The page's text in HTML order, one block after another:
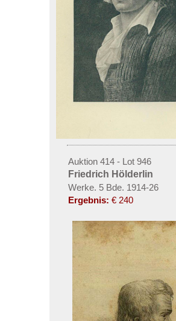
Auktion 414 - Lot 946
Friedrich Hölderlin
Werke. 5 Bde. 1914-26
Ergebnis: € 240